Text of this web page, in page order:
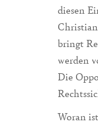
diesen
bringt
werden
Die
Woran